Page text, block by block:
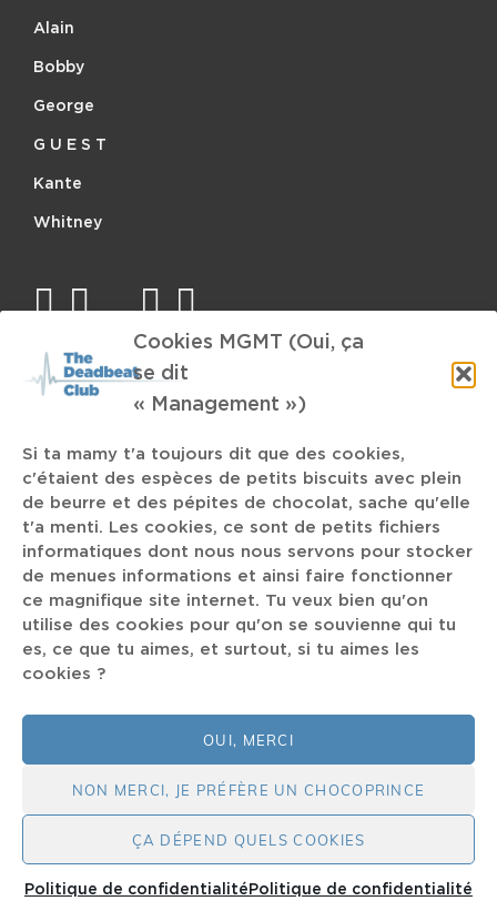
Cookies MGMT (Oui, ça
se dit
« Management »)
Si ta mamy t'a toujours dit que des cookies,
c'étaient des espèces de petits biscuits avec plein
de beurre et des pépites de chocolat, sache qu'elle
t'a menti. Les cookies, ce sont de petits fichiers
informatiques dont nous nous servons pour stocker
de menues informations et ainsi faire fonctionner
ce magnifique site internet. Tu veux bien qu'on
utilise des cookies pour qu'on se souvienne qui tu
es, ce que tu aimes, et surtout, si tu aimes les
cookies ?
OUI, MERCI
NON MERCI, JE PRÉFÈRE UN CHOCOPRINCE
ÇA DÉPEND QUELS COOKIES
Politique de confidentialité Politique de confidentialité
Alain
Bobby
George
G U E S T
Kante
Whitney
facebook
twitter
mailinstagram
spotify
TAGS
Atelier Rock Huy sorbonne
Va te faire cuire le cul Sprain Suma Phil Maggi
Fabrice Alleman Punk Mark Ronson La Fine Equipe
Camelphat nonchalance Zink Dolomeals
CONFIDENTIALITÉ |MY MUSIC BAND BY CATCH THEMES